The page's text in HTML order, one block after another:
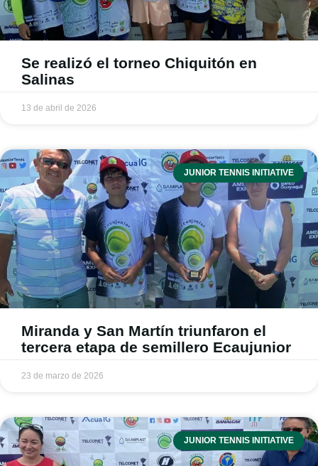
Se realizó el torneo Chiquitón en
Salinas
13 de abril de 2026
JUNIOR TENNIS INITIATIVE
Miranda y San Martín triunfaron el
tercera etapa de semillero Ecaujunior
23 de marzo de 2026
JUNIOR TENNIS INITIATIVE